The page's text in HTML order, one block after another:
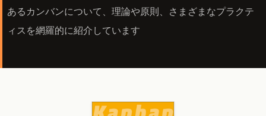
あるカンバンについて、理論や原則、さまざまなプラクテ
ィスを網羅的に紹介しています